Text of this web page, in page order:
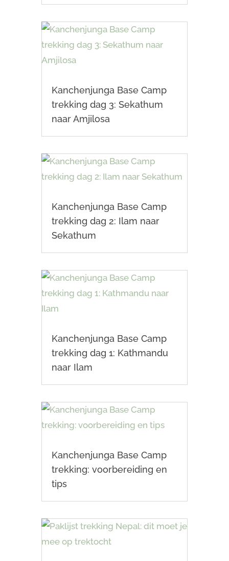
Kanchenjunga Base Camp
trekking dag 3: Sekathum
naar Amjilosa
Kanchenjunga Base Camp
trekking dag 2: Ilam naar
Sekathum
Kanchenjunga Base Camp
trekking dag 1: Kathmandu
naar Ilam
Kanchenjunga Base Camp
trekking: voorbereiding en
tips